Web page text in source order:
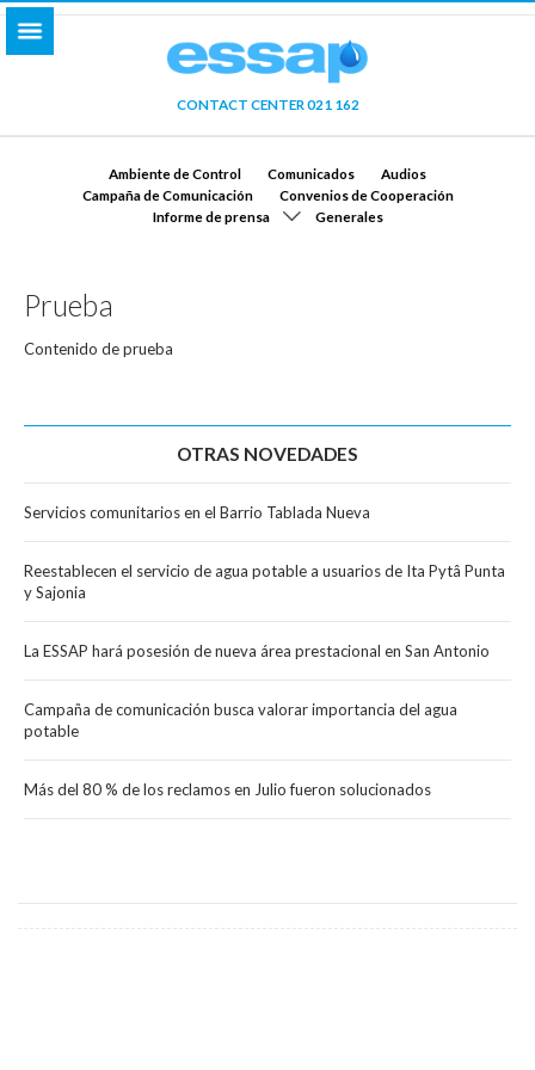
CONTACT CENTER 021 162
Ambiente de Control Comunicados
Audios
Campaña de Comunicación
Convenios de Cooperación
Informe de prensa
Generales
Prueba
Contenido de prueba
OTRAS NOVEDADES
Servicios comunitarios en el Barrio Tablada Nueva
Reestablecen el servicio de agua potable a usuarios de Ita Pytâ Punta
y Sajonia
La ESSAP hará posesión de nueva área prestacional en San Antonio
Campaña de comunicación busca valorar importancia del agua
potable
Más del 80 % de los reclamos en Julio fueron solucionados